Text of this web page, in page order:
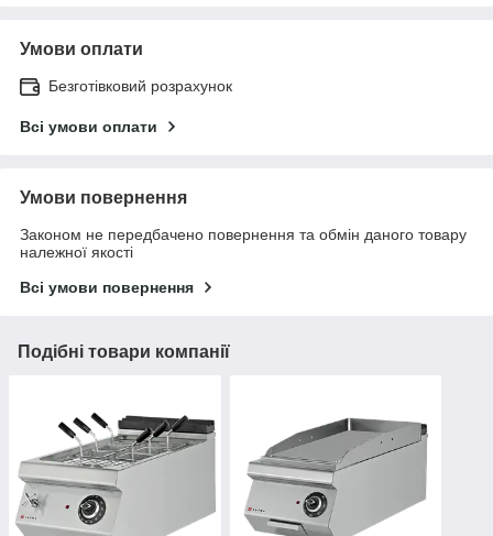
Умови оплати
Безготівковий розрахунок
Всі умови оплати
Умови повернення
Законом не передбачено повернення та обмін даного товару
належної якості
Всі умови повернення
Подібні товари компанії